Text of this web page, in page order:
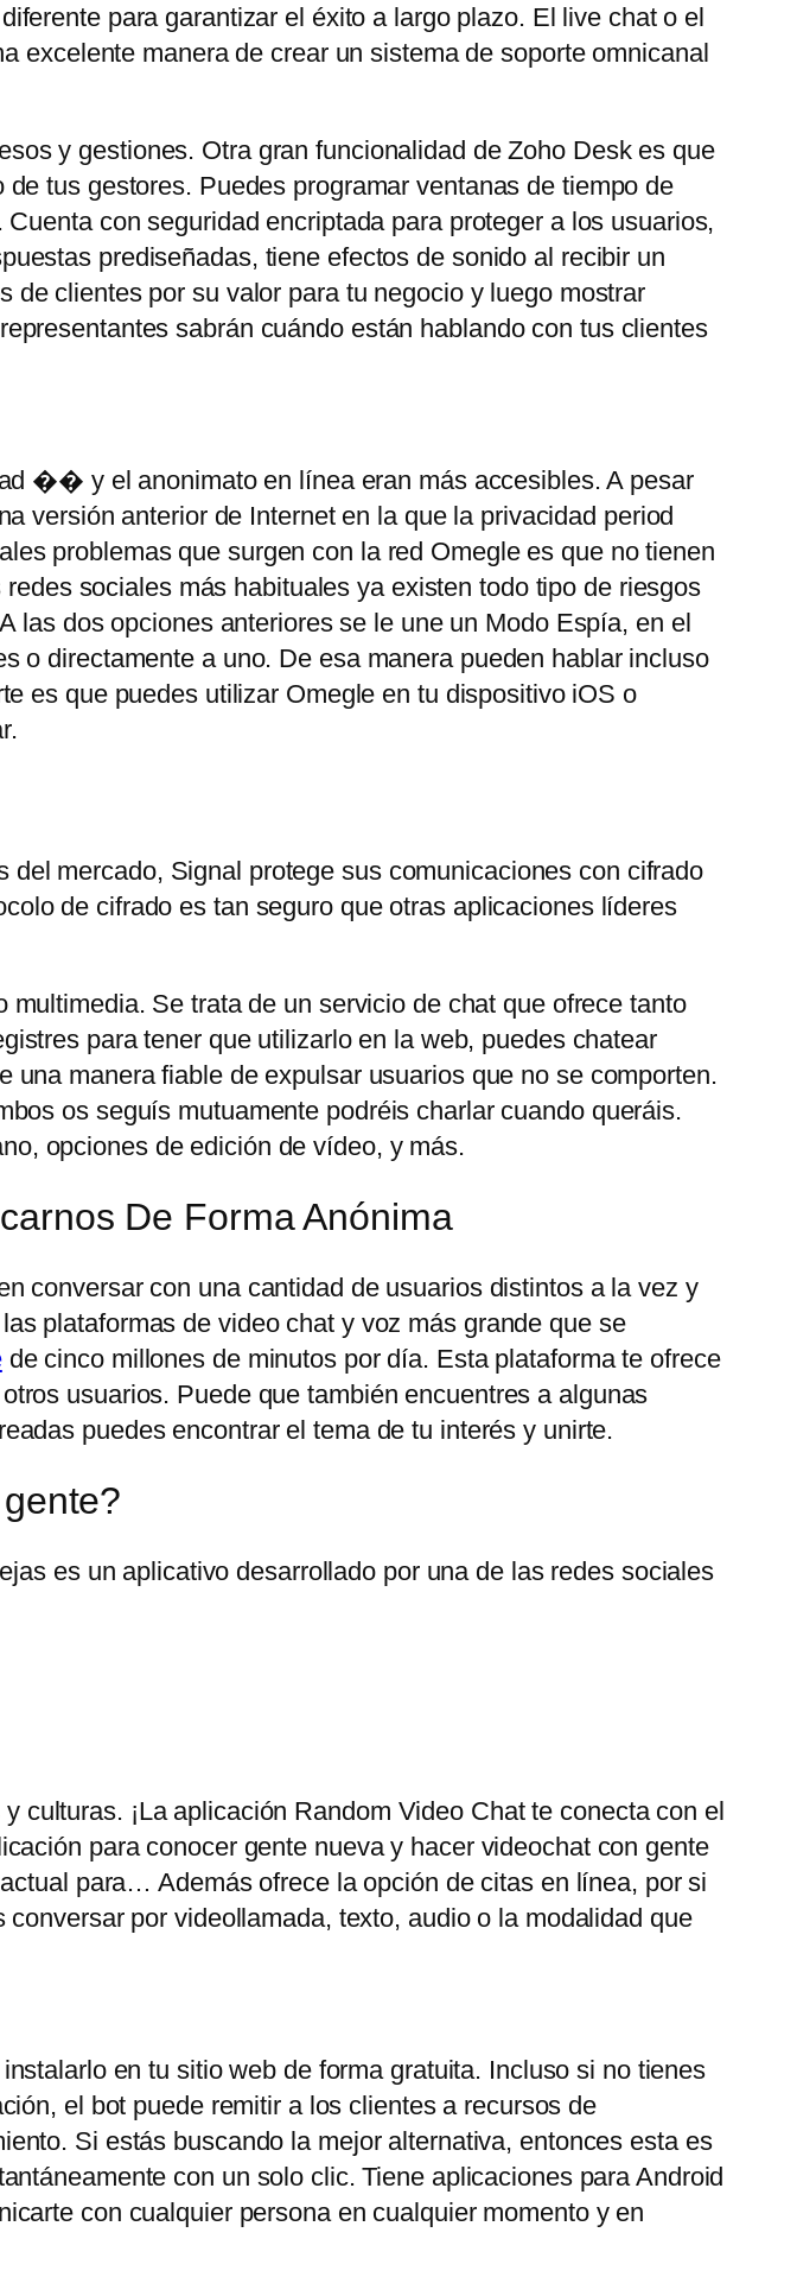
para garantizar el éxito a largo plazo. El live chat o el
excelente manera de crear un sistema de soporte omnicanal
y gestiones. Otra gran funcionalidad de Zoho Desk es que
tus gestores. Puedes programar ventanas de tiempo de
con seguridad encriptada para proteger a los usuarios,
prediseñadas, tiene efectos de sonido al recibir un
clientes por su valor para tu negocio y luego mostrar
sabrán cuándo están hablando con tus clientes
�� y el anonimato en línea eran más accesibles. A pesar
versión anterior de Internet en la que la privacidad period
problemas que surgen con la red Omegle es que no tienen
sociales más habituales ya existen todo tipo de riesgos
las dos opciones anteriores se le une un Modo Espía, en el
o directamente a uno. De esa manera pueden hablar incluso
es que puedes utilizar Omegle en tu dispositivo iOS o
mercado, Signal protege sus comunicaciones con cifrado
de cifrado es tan seguro que otras aplicaciones líderes
Se trata de un servicio de chat que ofrece tanto
para tener que utilizarlo en la web, puedes chatear
manera fiable de expulsar usuarios que no se comporten.
os seguís mutuamente podréis charlar cuando queráis.
opciones de edición de vídeo, y más.
De Forma Anónima
conversar con una cantidad de usuarios distintos a la vez y
plataformas de video chat y voz más grande que se
de cinco millones de minutos por día. Esta plataforma te ofrece
usuarios. Puede que también encuentres a algunas
puedes encontrar el tema de tu interés y unirte.
es un aplicativo desarrollado por una de las redes sociales
culturas. ¡La aplicación Random Video Chat te conecta con el
para conocer gente nueva y hacer videochat con gente
para… Además ofrece la opción de citas en línea, por si
por videollamada, texto, audio o la modalidad que
en tu sitio web de forma gratuita. Incluso si no tienes
el bot puede remitir a los clientes a recursos de
Si estás buscando la mejor alternativa, entonces esta es
con un solo clic. Tiene aplicaciones para Android
con cualquier persona en cualquier momento y en